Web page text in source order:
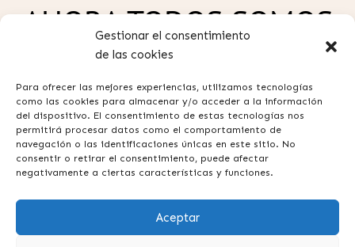
Gestionar el consentimiento
de las cookies
Para ofrecer las mejores experiencias, utilizamos tecnologías
como las cookies para almacenar y/o acceder a la información
del dispositivo. El consentimiento de estas tecnologías nos
permitirá procesar datos como el comportamiento de
navegación o las identificaciones únicas en este sitio. No
consentir o retirar el consentimiento, puede afectar
negativamente a ciertas características y funciones.
Aceptar
AHORA TODOS SOMOS
GUAW
Política de privacidad
Términos y condiciones